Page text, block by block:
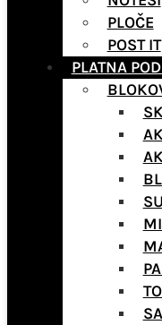
PLOČE
POST IT
PLATNA